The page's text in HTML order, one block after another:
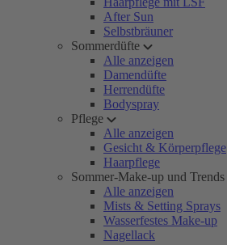
After Sun
Selbstbräuner
Sommerdüfte
Alle anzeigen
Damendüfte
Herrendüfte
Bodyspray
Pflege
Alle anzeigen
Gesicht & Körperpflege
Haarpflege
Sommer-Make-up und Trends
Alle anzeigen
Mists & Setting Sprays
Wasserfestes Make-up
Nagellack